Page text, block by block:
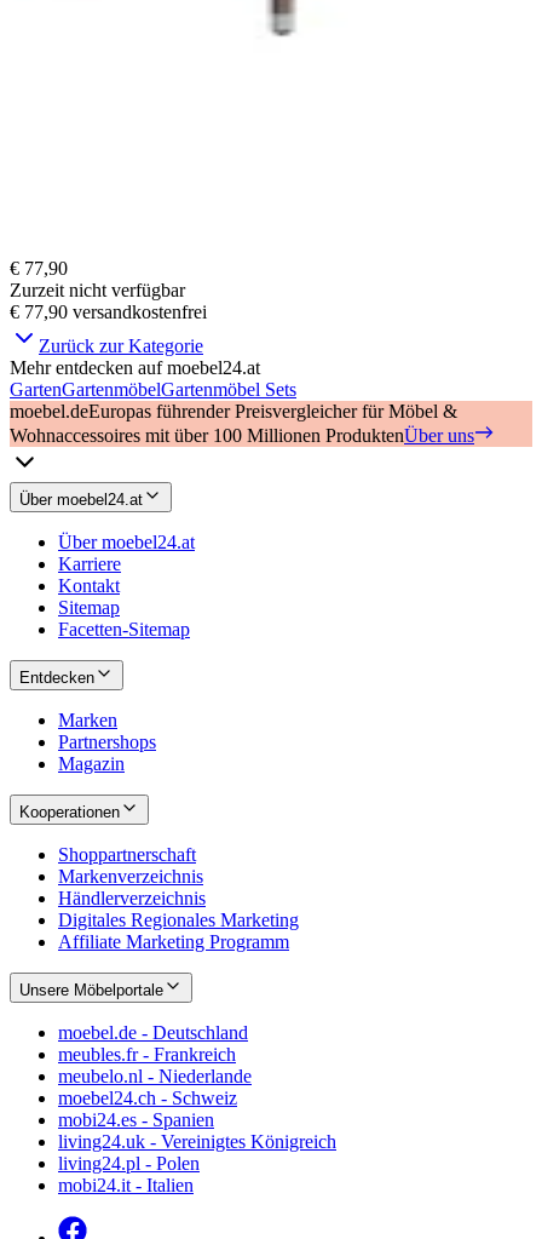
€ 77,90
Zurzeit nicht verfügbar
€ 77,90 versandkostenfrei
Zurück zur Kategorie
Mehr entdecken auf moebel24.at
GartenGartenmöbelGartenmöbel Sets
moebel.deEuropas führender Preisvergleicher für Möbel &
Wohnaccessoires mit über 100 Millionen ProduktenÜber uns
Über moebel24.at
Über moebel24.at
Karriere
Kontakt
Sitemap
Facetten-Sitemap
Entdecken
Marken
Partnershops
Magazin
Kooperationen
Shoppartnerschaft
Markenverzeichnis
Händlerverzeichnis
Digitales Regionales Marketing
Affiliate Marketing Programm
Unsere Möbelportale
moebel.de - Deutschland
meubles.fr - Frankreich
meubelo.nl - Niederlande
moebel24.ch - Schweiz
mobi24.es - Spanien
living24.uk - Vereinigtes Königreich
living24.pl - Polen
mobi24.it - Italien